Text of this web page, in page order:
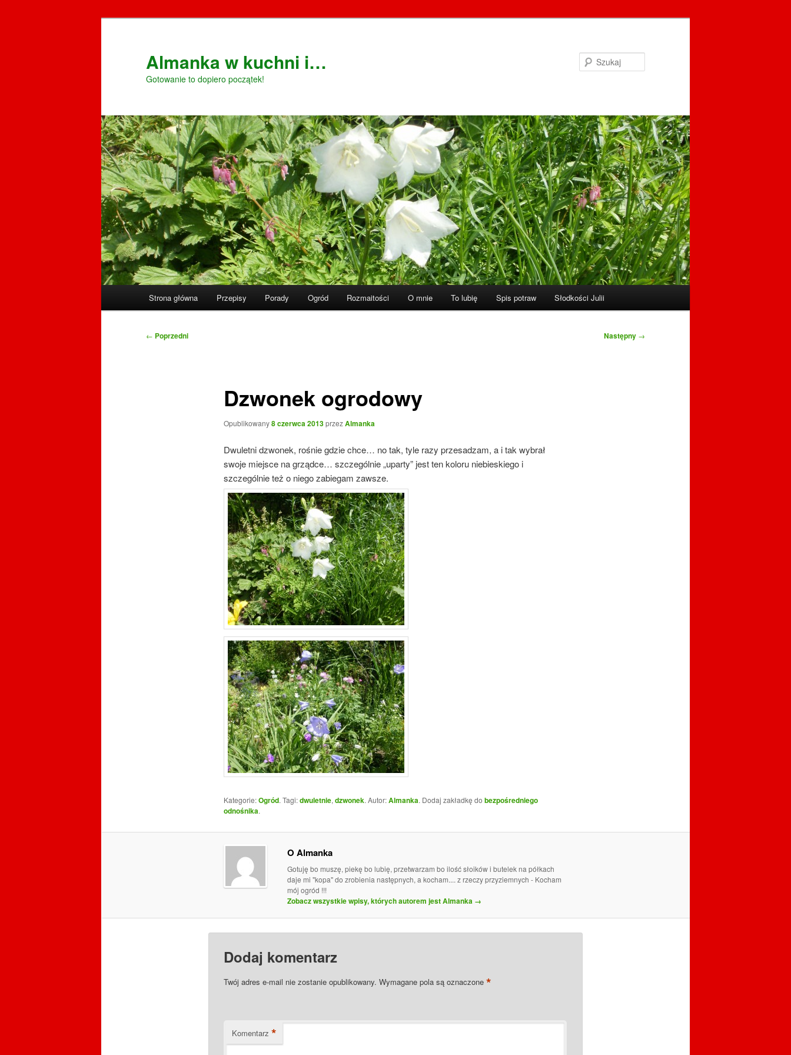
Almanka w kuchni i…
Gotowanie to dopiero początek!
Strona główna Przepisy Porady Ogród Rozmaitości O mnie To lubię Spis potraw Słodkości Julii
Nawigacja
← Poprzedni Następny →
Dzwonek ogrodowy
Opublikowany8 czerwca 2013przezAlmanka
Dwuletni dzwonek, rośnie gdzie chce… no tak, tyle razy przesadzam, a i tak wybrał
swoje miejsce na grządce… szczególnie „uparty” jest ten koloru niebieskiego i
szczególnie też o niego zabiegam zawsze.
Kategorie:Ogród. Tagi:dwuletnie,dzwonek. Autor:Almanka. Dodaj zakładkę do bezpośredniego
odnośnika.
O Almanka
Gotuję bo muszę, piekę bo lubię, przetwarzam bo ilość słoików i butelek na półkach
daje mi "kopa" do zrobienia następnych, a kocham.... z rzeczy przyziemnych - Kocham
mój ogród !!!
Zobacz wszystkie wpisy, których autorem jest Almanka →
Dodaj komentarz
Twój adres e-mail nie zostanie opublikowany. Wymagane pola są oznaczone *
Komentarz *